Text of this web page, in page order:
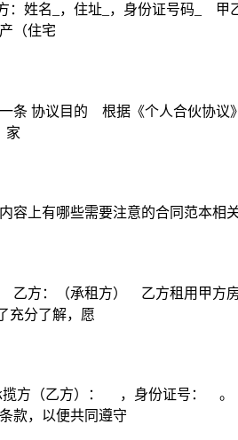
姓名_，住址_，身份证号码_ 甲
（住宅
议目的 根据《个人合伙协议
家
上有哪些需要注意的合同范本相
方：（承租方） 乙方租用甲方
充分了解，愿
（乙方）： ，身份证号： 。
款，以便共同遵守